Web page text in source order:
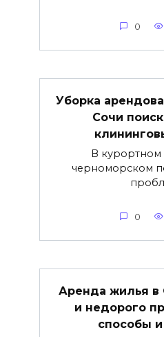
0
Уборка
Сочи
В курортном
черноморском
0
Аренда жилья в
и недорого
способы